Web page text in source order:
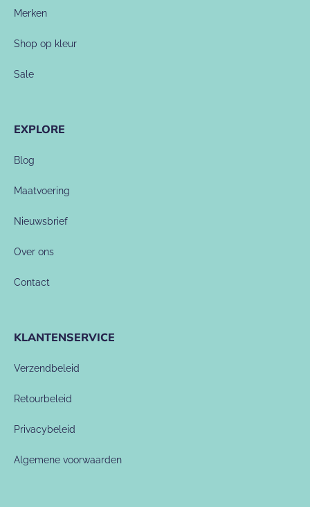
Merken
Shop op kleur
Sale
EXPLORE
Blog
Maatvoering
Nieuwsbrief
Over ons
Contact
KLANTENSERVICE
Verzendbeleid
Retourbeleid
Privacybeleid
Algemene voorwaarden